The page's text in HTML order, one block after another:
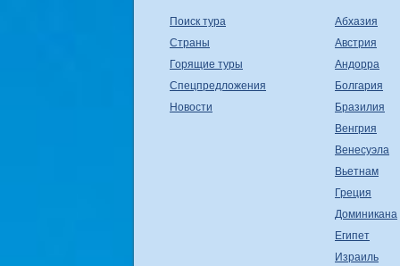
Поиск тура
Страны
Горящие туры
Спецпредложения
Новости
Абхазия
Австрия
Андорра
Болгария
Бразилия
Венгрия
Венесуэла
Вьетнам
Греция
Доминикана
Египет
Израиль